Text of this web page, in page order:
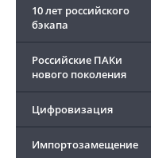
10 лет российского
бэкапа
Российские ПАКи
нового поколения
Цифровизация
Импортозамещение